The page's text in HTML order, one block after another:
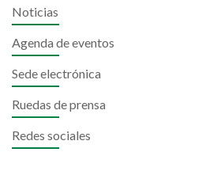
Noticias
Agenda de eventos
Sede electrónica
Ruedas de prensa
Redes sociales